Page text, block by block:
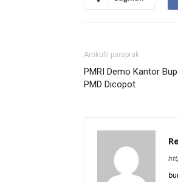
Artikulli paraprak
PMRI Demo Kantor
PMD Dicopot